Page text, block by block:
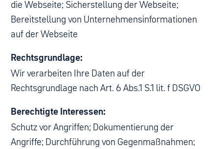
die Webseite; Sicherstellung der Webseite;
Bereitstellung von Unternehmensinformationen
auf der Webseite
Rechtsgrundlage:
Wir verarbeiten Ihre Daten auf der
Rechtsgrundlage nach Art. 6 Abs.1 S.1 lit. f DSGVO
Berechtigte Interessen:
Schutz vor Angriffen; Dokumentierung der
Angriffe; Durchführung von Gegenmaßnahmen;